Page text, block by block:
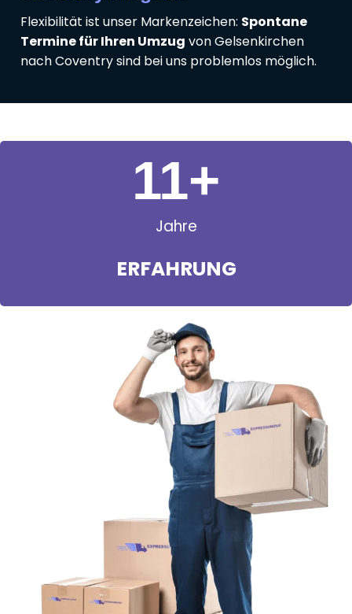
Flexibilität ist unser Markenzeichen: Spontane
Termine für Ihren Umzug von Gelsenkirchen
nach Coventry sind bei uns problemlos möglich.
Jahre
ERFAHRUNG
11+